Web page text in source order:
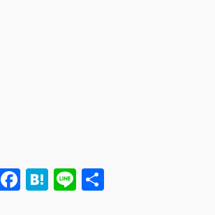
TwitterFacebook
Hatena
Line